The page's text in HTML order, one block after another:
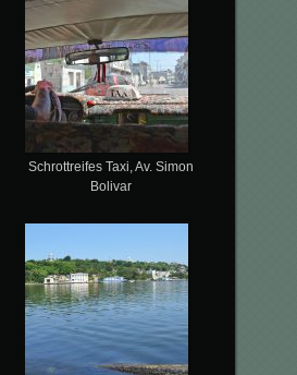
Schrottreifes Taxi, Av. Simon
Bolivar